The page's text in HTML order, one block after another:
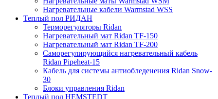
Нагревательные кабели Warmstad WSS
Теплый пол РИДАН
Терморегуляторы Ridan
Нагревательный мат Ridan TF-150
Нагревательный мат Ridan TF-200
Саморегулирующийся нагревательный кабель
Ridan Pipeheat-15
Кабель для системы антиобледенения Ridan Snow-
30
Блоки управления Ridan
Теплый пол HEMSTEDT